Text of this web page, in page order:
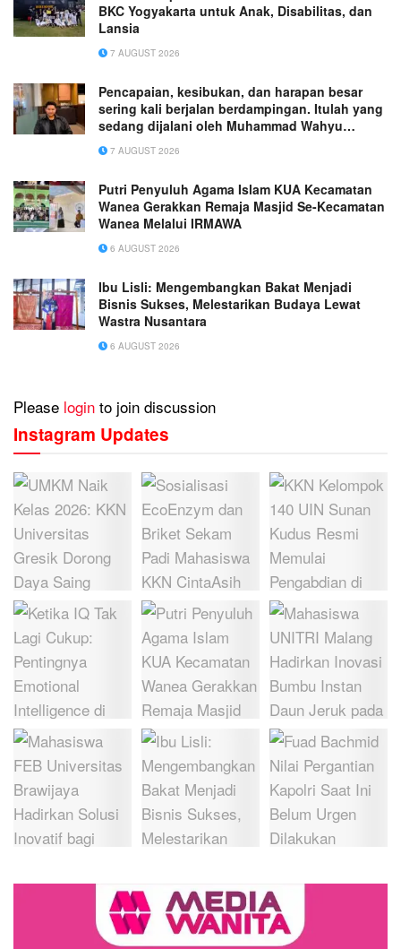
BKC Yogyakarta untuk Anak, Disabilitas, dan
Lansia
7 AUGUST 2026
Pencapaian, kesibukan, dan harapan besar
sering kali berjalan berdampingan. Itulah yang
sedang dijalani oleh Muhammad Wahyu
Wicaksana.
7 AUGUST 2026
Putri Penyuluh Agama Islam KUA Kecamatan
Wanea Gerakkan Remaja Masjid Se-Kecamatan
Wanea Melalui IRMAWA
6 AUGUST 2026
Ibu Lisli: Mengembangkan Bakat Menjadi
Bisnis Sukses, Melestarikan Budaya Lewat
Wastra Nusantara
6 AUGUST 2026
Please login to join discussion
Instagram Updates